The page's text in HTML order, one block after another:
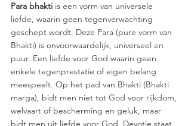
Para bhakti is een vorm van universele
liefde, waarin geen tegenverwachting
geschept wordt. Deze Para (pure vorm van
Bhakti) is onvoorwaardelijk, universeel en
puur. Een liefde voor God waarin geen
enkele tegenprestatie of eigen belang
meespeelt. Op het pad van Bhakti (Bhakti
marga), bidt men niet tot God voor rijkdom,
welvaart of bescherming en geluk, maar
bidt men uit liefde voor God. Devotie staat